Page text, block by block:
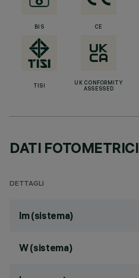
BIS CE
TISI
UK CONFORMITY
ASSESSED
DATI FOTOMETRICI
DETTAGLI
lm (sistema)
W (sistema)